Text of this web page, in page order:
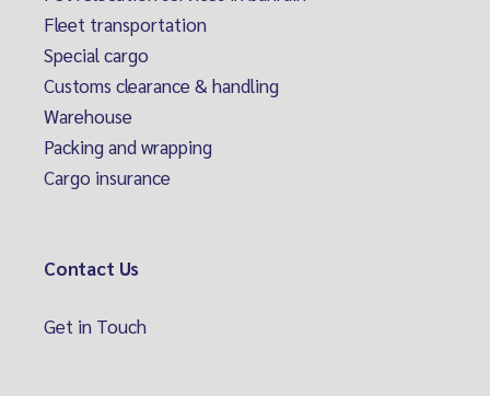
Fleet transportation
Special cargo
Customs clearance & handling
Warehouse
Packing and wrapping
Cargo insurance
Contact Us
Get in Touch